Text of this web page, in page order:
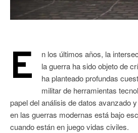
E
n los últimos años, la
la guerra ha sido objeto de
ha planteado profundas
militar de herramientas
papel del análisis de datos avanzado
en las guerras modernas está bajo
cuando están en juego vidas civiles.